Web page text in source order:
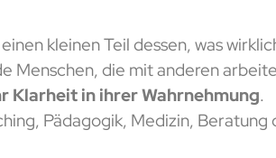
kleinen Teil dessen, was
Menschen, die mit anderen
Klarheit in ihrer Wahrnehmung.
Pädagogik, Medizin, Beratung